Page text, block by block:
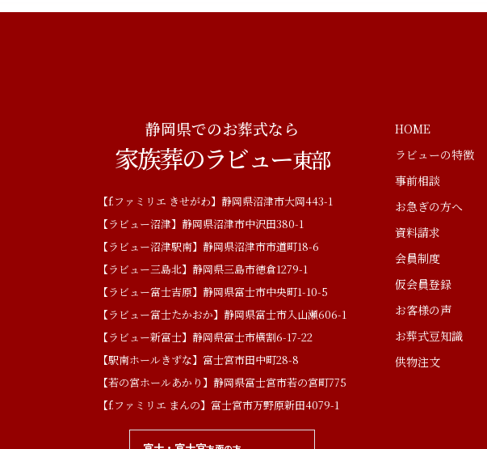
静岡県でのお葬式なら
家族葬のラビュー東部
【f.ファミリエ きせがわ】静岡県沼津市大岡443-1
【ラビュー沼津】静岡県沼津市中沢田380-1
【ラビュー沼津駅南】静岡県沼津市市道町18-6
【ラビュー三島北】静岡県三島市徳倉1279-1
【ラビュー富士吉原】静岡県富士市中央町1-10-5
【ラビュー富士たかおか】静岡県富士市入山瀬606-1
【ラビュー新富士】静岡県富士市横割6-17-22
【駅南ホールきずな】富士宮市田中町28-8
【若の宮ホールあかり】静岡県富士宮市若の宮町775
【f.ファミリエ まんの】富士宮市万野原新田4079-1
HOME
ラビューの特徴
事前相談
お急ぎの方へ
資料請求
会員制度
仮会員登録
お客様の声
お葬式豆知識
供物注文